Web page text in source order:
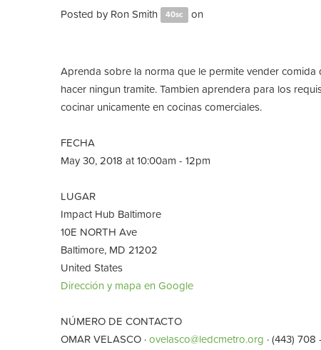
Posted by Ron Smith 40sc on
Aprenda sobre la norma que le permite vender
hacer ningun tramite. Tambien aprendera para los
cocinar unicamente en cocinas comerciales.
FECHA
May 30, 2018 at 10:00am - 12pm
LUGAR
Impact Hub Baltimore
10E NORTH Ave
Baltimore, MD 21202
United States
Dirección y mapa en Google
NÚMERO DE CONTACTO
OMAR VELASCO ·ovelasco@ledcmetro.org · (443)